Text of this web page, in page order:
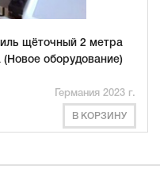
щёточный 2 метра
(Новое оборудование)
Германия 2023 г.
В КОРЗИНУ